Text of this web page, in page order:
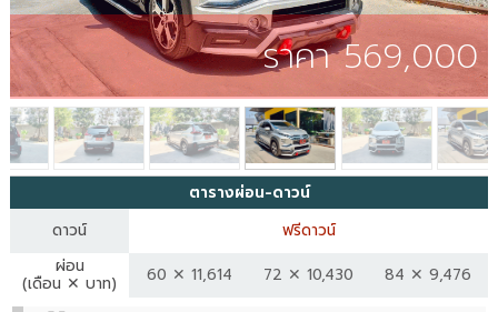
ราคา 569,000
ตารางผ่อน-ดาวน์
ดาวน์
ฟรีดาวน์
ผ่อน
(เดือน ✕ บาท) 60 ✕ 11,614 72 ✕ 10,430 84 ✕ 9,476